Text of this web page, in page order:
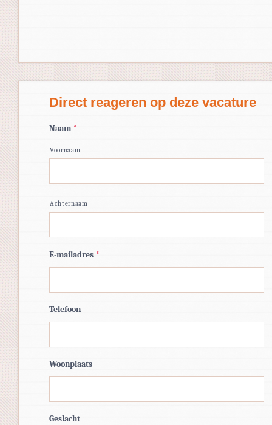
Direct reageren op deze vacature
Naam *
Voornaam
Achternaam
E-mailadres *
Telefoon
Woonplaats
Geslacht